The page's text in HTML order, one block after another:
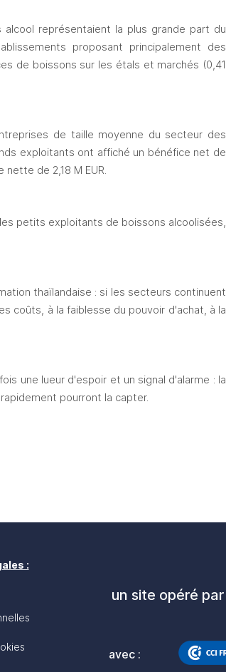
représentaient la plus grande part du
proposant principalement des
de boissons sur les étals et marchés (0,41
de taille moyenne du secteur des
exploitants ont affiché un bénéfice net de
de 2,18 M EUR.
petits exploitants de boissons alcoolisées,
thaïlandaise : si les secteurs continuent
coûts, à la faiblesse du pouvoir d'achat, à la
une lueur d'espoir et un signal d'alarme : la
pourront la capter.
:
un site opéré par
avec :